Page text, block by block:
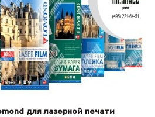
для лазерной печати